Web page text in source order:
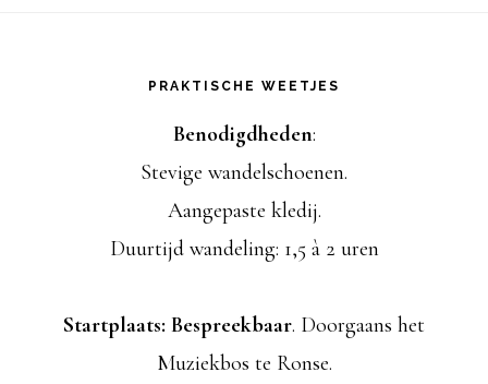
PRAKTISCHE WEETJES
Benodigdheden:
Stevige wandelschoenen.
Aangepaste kledij.
Duurtijd wandeling: 1,5 à 2 uren
Startplaats: Bespreekbaar. Doorgaans het
Muziekbos te Ronse.